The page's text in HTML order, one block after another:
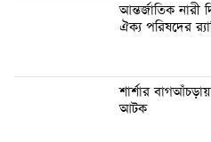
আন্তর্জাতিক নারী
ঐক্য পরিষদের
শার্শার
আটক